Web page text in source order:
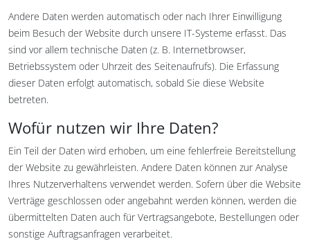
Andere Daten werden automatisch oder nach Ihrer Einwilligung
beim Besuch der Website durch unsere IT-Systeme erfasst. Das
sind vor allem technische Daten (z. B. Internetbrowser,
Betriebssystem oder Uhrzeit des Seitenaufrufs). Die Erfassung
dieser Daten erfolgt automatisch, sobald Sie diese Website
betreten.
Wofür nutzen wir Ihre Daten?
Ein Teil der Daten wird erhoben, um eine fehlerfreie Bereitstellung
der Website zu gewährleisten. Andere Daten können zur Analyse
Ihres Nutzerverhaltens verwendet werden. Sofern über die Website
Verträge geschlossen oder angebahnt werden können, werden die
übermittelten Daten auch für Vertragsangebote, Bestellungen oder
sonstige Auftragsanfragen verarbeitet.